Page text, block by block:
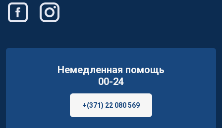
Немедленная помощь
00-24
+(371) 22 080 569